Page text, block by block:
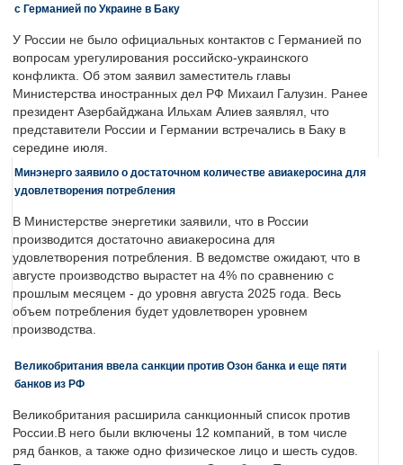
с Германией по Украине в Баку
У России не было официальных контактов с Германией по
вопросам урегулирования российско-украинского
конфликта. Об этом заявил заместитель главы
Министерства иностранных дел РФ Михаил Галузин. Ранее
президент Азербайджана Ильхам Алиев заявлял, что
представители России и Германии встречались в Баку в
середине июля.
Минэнерго заявило о достаточном количестве авиакеросина для
удовлетворения потребления
В Министерстве энергетики заявили, что в России
производится достаточно авиакеросина для
удовлетворения потребления. В ведомстве ожидают, что в
августе производство вырастет на 4% по сравнению с
прошлым месяцем - до уровня августа 2025 года. Весь
объем потребления будет удовлетворен уровнем
производства.
Великобритания ввела санкции против Озон банка и еще пяти
банков из РФ
Великобритания расширила санкционный список против
России.В него были включены 12 компаний, в том числе
ряд банков, а также одно физическое лицо и шесть судов.